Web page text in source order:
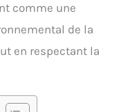
comme une
de la
en respectant la